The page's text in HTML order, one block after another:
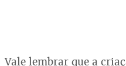
Vale lembrar que a